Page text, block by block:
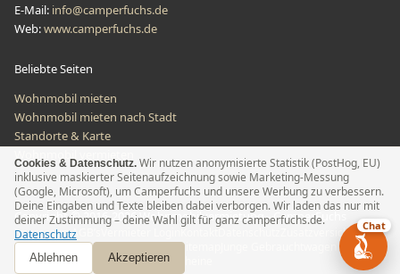
E-Mail: info@camperfuchs.de
Web:www.camperfuchs.de
Beliebte Seiten
Wohnmobil mieten
Wohnmobil mieten nach Stadt
Standorte & Karte
Copyright © 2016-2026 Wohnmobilvermietung - CamperFuchs
ImpressumAGB’s
Zusatzversicherung
Versicherungsvertrag widerrufenSitemap
Angebot anfordernGeschenkgutscheine
Cookies & Datenschutz. Wir nutzen anonymisierte Statistik (PostHog, EU)
inklusive maskierter Seitenaufzeichnung sowie Marketing-Messung
(Google, Microsoft), um Camperfuchs und unsere Werbung zu verbessern.
Deine Eingaben und Texte bleiben dabei verborgen. Wir laden das nur mit
deiner Zustimmung – deine Wahl gilt für ganz camperfuchs.de.
Datenschutz
Ablehnen Akzeptieren
Chat